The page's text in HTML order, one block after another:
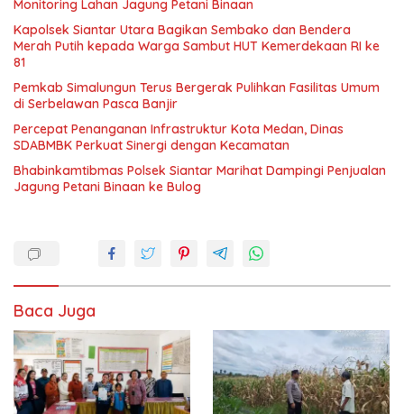
Monitoring Lahan Jagung Petani Binaan
Kapolsek Siantar Utara Bagikan Sembako dan Bendera
Merah Putih kepada Warga Sambut HUT Kemerdekaan RI ke
81
Pemkab Simalungun Terus Bergerak Pulihkan Fasilitas Umum
di Serbelawan Pasca Banjir
Percepat Penanganan Infrastruktur Kota Medan, Dinas
SDABMBK Perkuat Sinergi dengan Kecamatan
Bhabinkamtibmas Polsek Siantar Marihat Dampingi Penjualan
Jagung Petani Binaan ke Bulog
Baca Juga